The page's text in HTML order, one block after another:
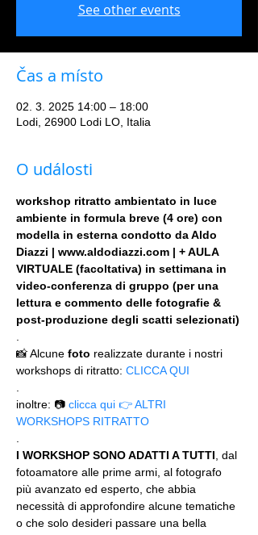
See other events
Čas a místo
02. 3. 2025 14:00 – 18:00
Lodi, 26900 Lodi LO, Italia
O události
workshop ritratto ambientato in luce
ambiente in formula breve (4 ore) con
modella in esterna condotto da Aldo
Diazzi | www.aldodiazzi.com | + AULA
VIRTUALE (facoltativa) in settimana in
video-conferenza di gruppo (per una
lettura e commento delle fotografie &
post-produzione degli scatti selezionati)
📸 Alcune foto realizzate durante i nostri
workshops di ritratto: CLICCA QUI
inoltre: 📷 clicca qui 👉 ALTRI
WORKSHOPS RITRATTO
I WORKSHOP SONO ADATTI A TUTTI , dal
fotoamatore alle prime armi, al fotografo
più avanzato ed esperto, che abbia
necessità di approfondire alcune tematiche
o che solo desideri passare una bella